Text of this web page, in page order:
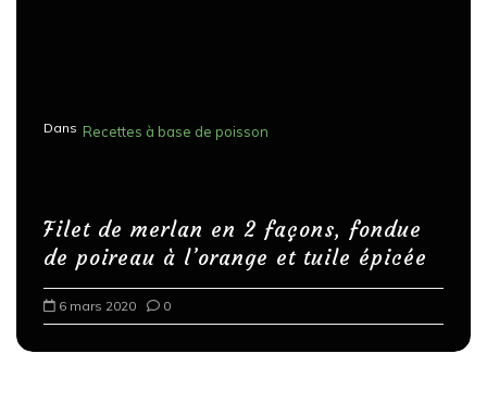
Dans Recettes à base de poisson
Filet de merlan en 2 façons, fondue
de poireau à l’orange et tuile épicée
6 mars 2020 0